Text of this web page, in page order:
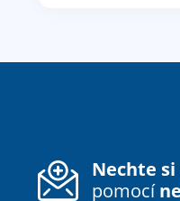
Nechte
pomocí